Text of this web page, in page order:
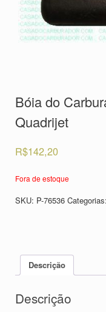
Bóia do
Quadrijet
R$142,20
Fora de estoque
SKU: P-76536 Categorias:
Descrição
Descrição